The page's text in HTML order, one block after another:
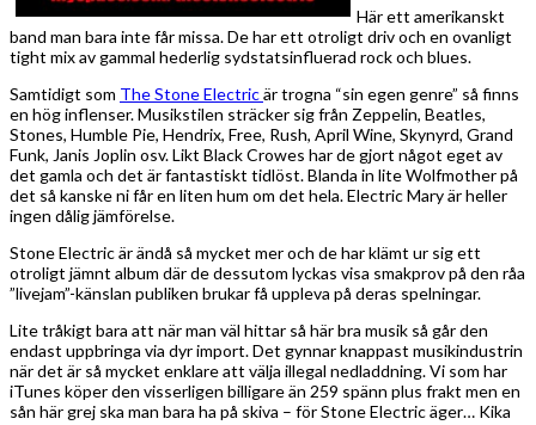
Här ett amerikanskt
band man bara inte får missa. De har ett otroligt driv och en ovanligt
tight mix av gammal hederlig sydstatsinfluerad rock och blues.
Samtidigt som The Stone Electricär trogna “sin egen genre” så finns
en hög inflenser. Musikstilen sträcker sig från Zeppelin, Beatles,
Stones, Humble Pie, Hendrix, Free, Rush, April Wine, Skynyrd, Grand
Funk, Janis Joplin osv. Likt Black Crowes har de gjort något eget av
det gamla och det är fantastiskt tidlöst. Blanda in lite Wolfmother på
det så kanske ni får en liten hum om det hela. Electric Mary är heller
ingen dålig jämförelse.
Stone Electric är ändå så mycket mer och de har klämt ur sig ett
otroligt jämnt album där de dessutom lyckas visa smakprov på den råa
”livejam”-känslan publiken brukar få uppleva på deras spelningar.
Lite tråkigt bara att när man väl hittar så här bra musik så går den
endast uppbringa via dyr import. Det gynnar knappast musikindustrin
när det är så mycket enklare att välja illegal nedladdning. Vi som har
iTunes köper den visserligen billigare än 259 spänn plus frakt men en
sån här grej ska man bara ha på skiva – för Stone Electric äger… Kika